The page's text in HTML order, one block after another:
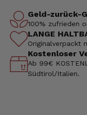
Geld-zurück-
100% zufrieden
LANGE
Originalverpackt
Kostenloser
Ab 99€
Südtirol/Italien.